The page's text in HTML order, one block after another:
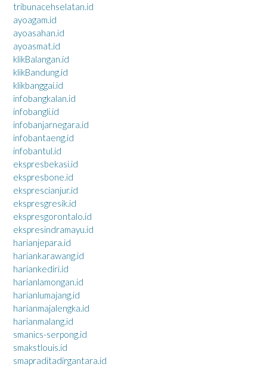
tribunacehselatan.id
ayoagam.id
ayoasahan.id
ayoasmat.id
klikBalangan.id
klikBandung.id
klikbanggai.id
infobangkalan.id
infobangli.id
infobanjarnegara.id
infobantaeng.id
infobantul.id
ekspresbekasi.id
ekspresbone.id
eksprescianjur.id
ekspresgresik.id
ekspresgorontalo.id
ekspresindramayu.id
harianjepara.id
hariankarawang.id
hariankediri.id
harianlamongan.id
harianlumajang.id
harianmajalengka.id
harianmalang.id
smanics-serpong.id
smakstlouis.id
smapraditadirgantara.id